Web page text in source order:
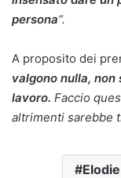
persona“.
A proposito dei
valgono nulla,
lavoro. Faccio
altrimenti sarebbe
Elodie